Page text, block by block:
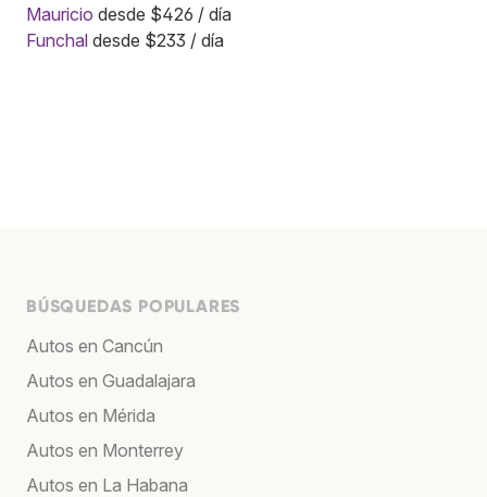
Mauricio desde $426 / día
Funchal desde $233 / día
BÚSQUEDAS POPULARES
Autos en Cancún
Autos en Guadalajara
Autos en Mérida
Autos en Monterrey
Autos en La Habana